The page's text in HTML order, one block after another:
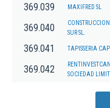
369.039 MAXIFRED SL
369.040
SUR SL.
369.041 TAPISSERIA
369.042
RENTINVESTCAN,
SOCIEDAD